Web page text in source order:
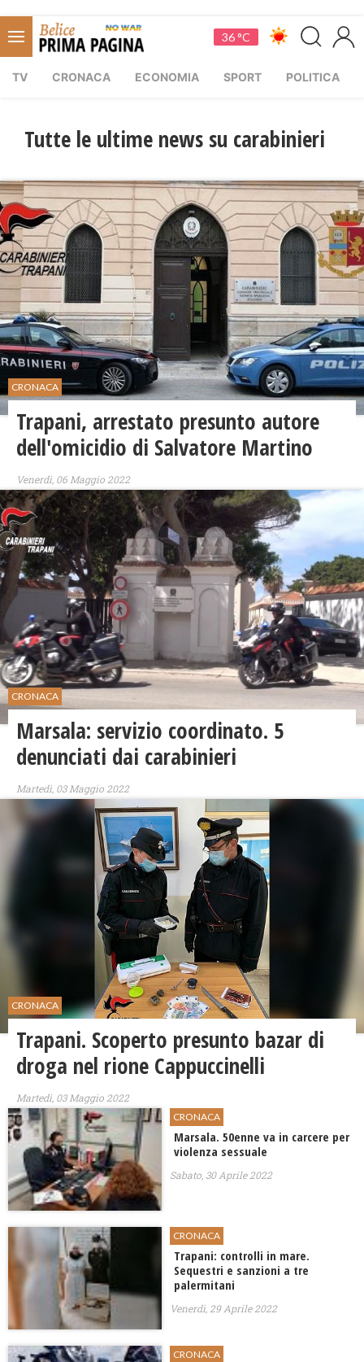
36 °C
TV CRONACA ECONOMIA SPORT POLITICA
Tutte le ultime news su carabinieri
CRONACA
Trapani, arrestato presunto autore
dell'omicidio di Salvatore Martino
Venerdì, 06 Maggio 2022
CRONACA
Marsala: servizio coordinato. 5
denunciati dai carabinieri
Martedì, 03 Maggio 2022
CRONACA
Trapani. Scoperto presunto bazar di
droga nel rione Cappuccinelli
Martedì, 03 Maggio 2022
CRONACA
Marsala. 50enne va in carcere per
violenza sessuale
Sabato, 30 Aprile 2022
CRONACA
Trapani: controlli in mare.
Sequestri e sanzioni a tre
palermitani
Venerdì, 29 Aprile 2022
CRONACA